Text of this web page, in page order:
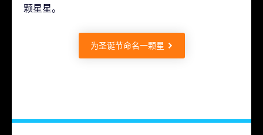
颗星星。
为圣诞节命名一颗星